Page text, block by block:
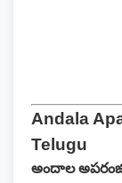
Andala
Telugu
అందాల